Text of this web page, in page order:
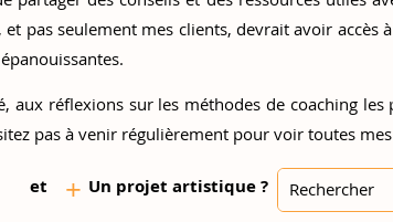
pas seulement mes clients, devrait avoir accès
aux réflexions sur les méthodes de coaching les
pas à venir régulièrement pour voir toutes
et
+ Un projet artistique ?